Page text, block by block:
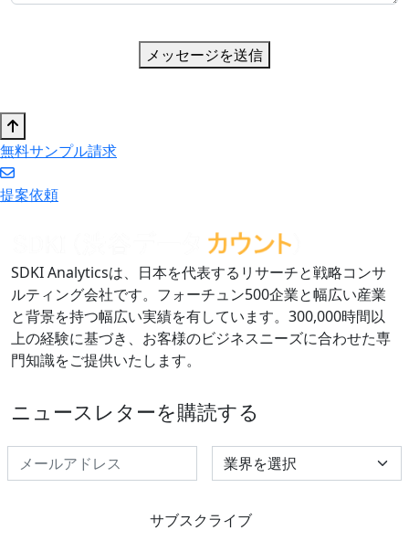
メッセージを送信
無料サンプル請求
提案依頼
SDKI Analyticsは、日本を代表するリサーチと戦略コンサ
ルティング会社です。フォーチュン500企業と幅広い産業
と背景を持つ幅広い実績を有しています。300,000時間以
上の経験に基づき、お客様のビジネスニーズに合わせた専
門知識をご提供いたします。
ニュースレターを購読する
Select Industry
サブスクライブ